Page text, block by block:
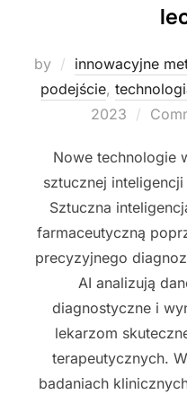
by innowacyjne
podejście,
2023
Nowe technologie
sztucznej
Sztuczna
farmaceutyczną
precyzyjnego
AI analizują
diagnostyczne i
lekarzom
terapeutycznych.
badaniach